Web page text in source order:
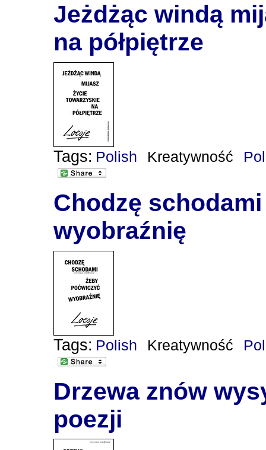
Jeżdżąc windą
na półpiętrze
Tags: Polish Kreatywność
Chodzę
wyobraźnię
Tags: Polish Kreatywność
Drzewa znów
poezji